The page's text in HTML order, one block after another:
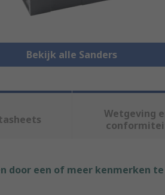
Bekijk alle Sanders
Wetgeving
door een of meer kenmerken